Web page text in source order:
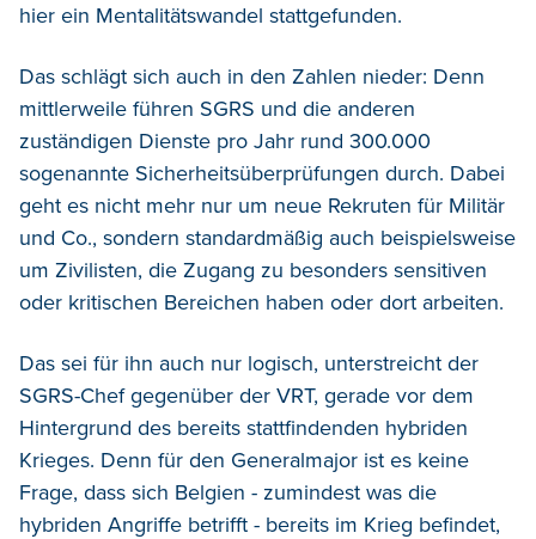
hier ein Mentalitätswandel stattgefunden.
Das schlägt sich auch in den Zahlen nieder: Denn
mittlerweile führen SGRS und die anderen
zuständigen Dienste pro Jahr rund 300.000
sogenannte Sicherheitsüberprüfungen durch. Dabei
geht es nicht mehr nur um neue Rekruten für Militär
und Co., sondern standardmäßig auch beispielsweise
um Zivilisten, die Zugang zu besonders sensitiven
oder kritischen Bereichen haben oder dort arbeiten.
Das sei für ihn auch nur logisch, unterstreicht der
SGRS-Chef gegenüber der VRT, gerade vor dem
Hintergrund des bereits stattfindenden hybriden
Krieges. Denn für den Generalmajor ist es keine
Frage, dass sich Belgien - zumindest was die
hybriden Angriffe betrifft - bereits im Krieg befindet,